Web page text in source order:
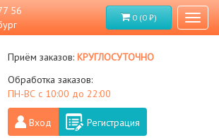
56
0 (0 ₽)
Приём заказов:круглосуточно
Обработка заказов:
ПН-ВС с 10:00 до 22:00
Вход Регистрация